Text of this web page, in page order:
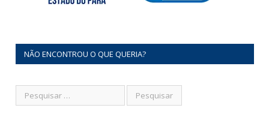
NÃO ENCONTROU O QUE QUERIA?